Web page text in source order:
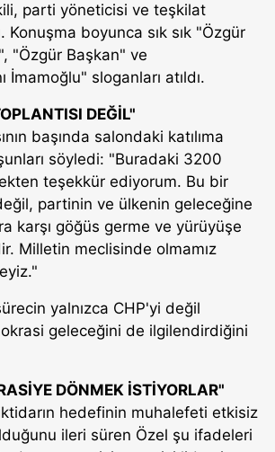
parti yöneticisi ve teşkilat
Konuşma boyunca sık sık "Özgür
"Özgür Başkan" ve
İmamoğlu" sloganları atıldı.
DEĞİL"
başında salondaki katılıma
söyledi: "Buradaki 3200
teşekkür ediyorum. Bu bir
partinin ve ülkenin geleceğine
karşı göğüs germe ve yürüyüşe
Milletin meclisinde olmamız
yalnızca CHP'yi değil
geleceğini de ilgilendirdiğini
DÖNMEK İSTİYORLAR"
hedefinin muhalefeti etkisiz
ileri süren Özel şu ifadeleri